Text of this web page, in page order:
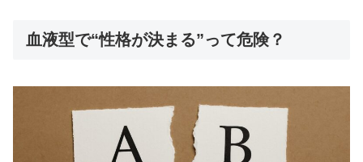
血液型で“性格が決まる”って危険？